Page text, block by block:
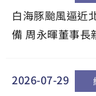
白海豚颱風逼近
備 周永暉董事長
2026-07-29